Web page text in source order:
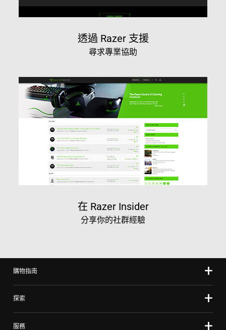
透過 Razer 支援
尋求專業協助
在 Razer Insider
分享你的社群經驗
購物指南
探索
服務